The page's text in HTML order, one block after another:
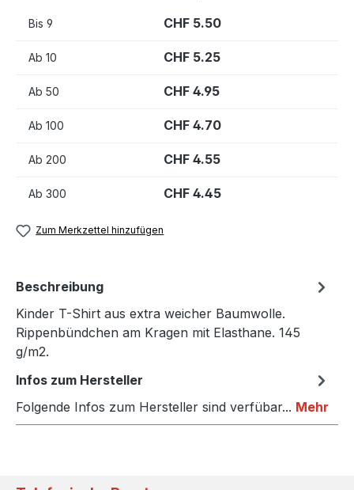
Bis 9 CHF 5.50
Ab 10 CHF 5.25
Ab 50 CHF 4.95
Ab 100 CHF 4.70
Ab 200 CHF 4.55
Ab 300 CHF 4.45
Zum Merkzettel hinzufügen
Beschreibung
Kinder T-Shirt aus extra weicher Baumwolle.
Rippenbündchen am Kragen mit Elasthane. 145
g/m2.
Infos zum Hersteller
Folgende Infos zum Hersteller sind verfübar... Mehr